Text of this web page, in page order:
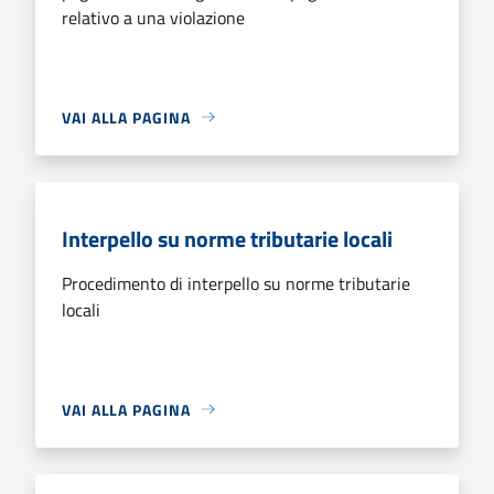
relativo a una violazione
VAI ALLA PAGINA
Interpello su norme tributarie locali
Procedimento di interpello su norme tributarie
locali
VAI ALLA PAGINA